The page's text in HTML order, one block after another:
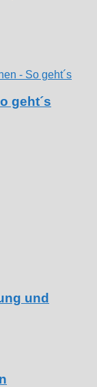
geht´s
und